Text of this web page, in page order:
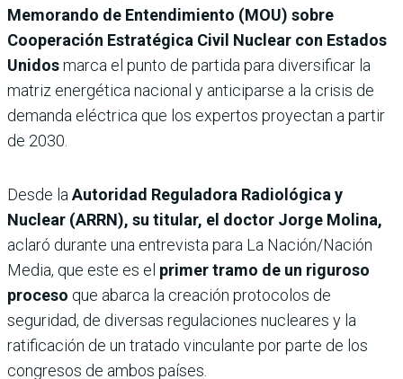
Memorando de Entendimiento (MOU) sobre
Cooperación Estratégica Civil Nuclear con Estados
Unidosmarca el punto de partida para diversificar la
matriz energética nacional y anticiparse a la crisis de
demanda eléctrica que los expertos proyectan a partir
de 2030.
Desde la Autoridad Reguladora Radiológica y
Nuclear (ARRN), su titular, el doctor Jorge Molina,
aclaró durante una entrevista para La Nación/Nación
Media, que este es el primer tramo de un riguroso
proceso que abarca la creación protocolos de
seguridad, de diversas regulaciones nucleares y la
ratificación de un tratado vinculante por parte de los
congresos de ambos países.